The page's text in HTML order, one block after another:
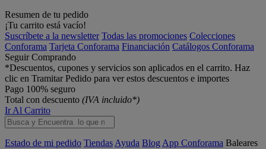
Resumen de tu pedido
¡Tu carrito está vacío!
Suscríbete a la newsletter Todas las promociones Colecciones
Conforama Tarjeta Conforama Financiación Catálogos Conforama
Seguir Comprando
*Descuentos, cupones y servicios son aplicados en el carrito. Haz
clic en Tramitar Pedido para ver estos descuentos e importes
Pago 100% seguro
Total con descuento (IVA incluido*)
Ir Al Carrito
Estado de mi pedido Tiendas Ayuda Blog App Conforama Baleares